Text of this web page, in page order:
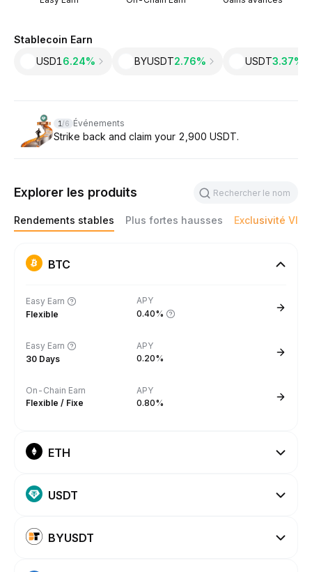
Stablecoin Earn
USD16.24% BYUSDT2.76% USDT3.37‎%
1 /6 Événements
Strike back and claim your 2,900 USDT.
Explorer les produits
Rendements stables Plus fortes hausses Exclusivité VIP
BTC
Easy Earn
Flexible
APY
0.40%
Easy Earn
30 Days
APY
0.20%
On-Chain Earn
Flexible / Fixe
APY
0.80%
ETH
USDT
BYUSDT